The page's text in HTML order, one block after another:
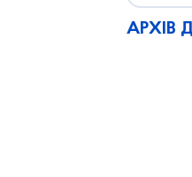
АРХІВ